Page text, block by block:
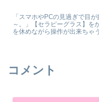
「スマホやPCの見過ぎで目が
～。」【セラピーグラス】を
を休めながら操作が出来ちゃ
コメント